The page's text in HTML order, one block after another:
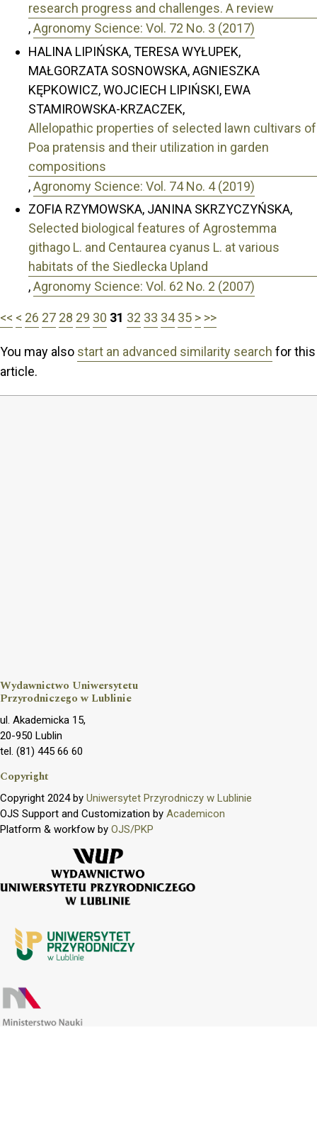
research progress and challenges. A review
,Agronomy Science: Vol. 72 No. 3 (2017)
HALINA LIPIŃSKA, TERESA WYŁUPEK,
MAŁGORZATA SOSNOWSKA, AGNIESZKA
KĘPKOWICZ, WOJCIECH LIPIŃSKI, EWA
STAMIROWSKA-KRZACZEK,
Allelopathic properties of selected lawn cultivars of
Poa pratensis and their utilization in garden
compositions
,Agronomy Science: Vol. 74 No. 4 (2019)
ZOFIA RZYMOWSKA, JANINA SKRZYCZYŃSKA,
Selected biological features of Agrostemma
githago L. and Centaurea cyanus L. at various
habitats of the Siedlecka Upland
,Agronomy Science: Vol. 62 No. 2 (2007)
<< < 26 27 28 29 30 31 32 33 34 35 > >>
You may also start an advanced similarity search for this
article.
Wydawnictwo Uniwersytetu
Przyrodniczego w Lublinie
ul. Akademicka 15,
20-950 Lublin
tel. (81) 445 66 60
Copyright
Copyright 2024 by Uniwersytet Przyrodniczy w Lublinie
OJS Support and Customization by Academicon
Platform & workfow by OJS/PKP